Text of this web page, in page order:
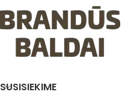
SUSISIEKIME